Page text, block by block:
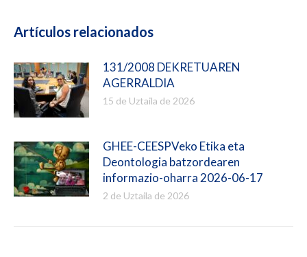
Artículos relacionados
131/2008 DEKRETUAREN
AGERRALDIA
15 de Uztaila de 2026
GHEE-CEESPVeko Etika eta
Deontologia batzordearen
informazio-oharra 2026-06-17
2 de Uztaila de 2026